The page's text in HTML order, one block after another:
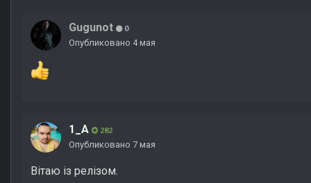
Gugunot 0
Опубликовано 4 мая
1_A 282
Опубликовано 7 мая
Вітаю із релізом.